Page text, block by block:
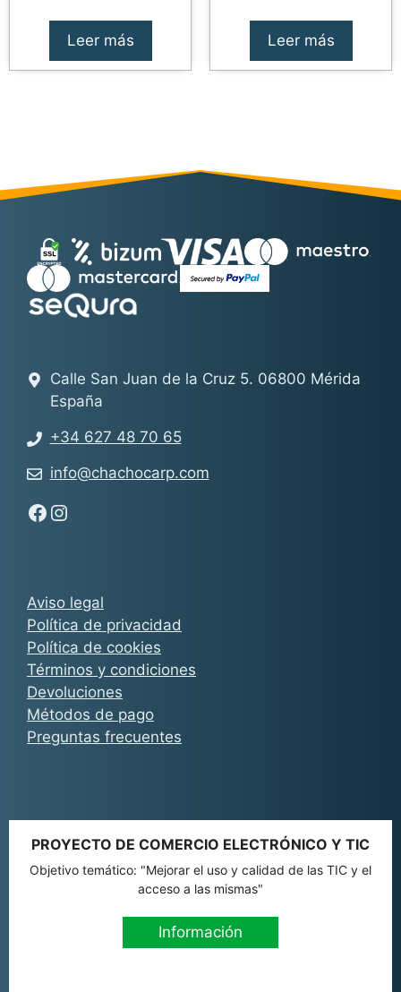
original
era:
Leer más
original
era:
Leer más
Aviso legal
Política de privacidad
Política de cookies
Términos y condiciones
Devoluciones
Métodos de pago
Preguntas frecuentes
Calle San Juan de la Cruz 5. 06800 Mérida
España
+34 627 48 70 65
info@chachocarp.com
Síguenos en Facebook - Chachocarp
Síguenos en Instagram - Chachocarp
PROYECTO DE COMERCIO ELECTRÓNICO Y TIC
Objetivo temático: "Mejorar el uso y calidad de las TIC y el
acceso a las mismas"
Información